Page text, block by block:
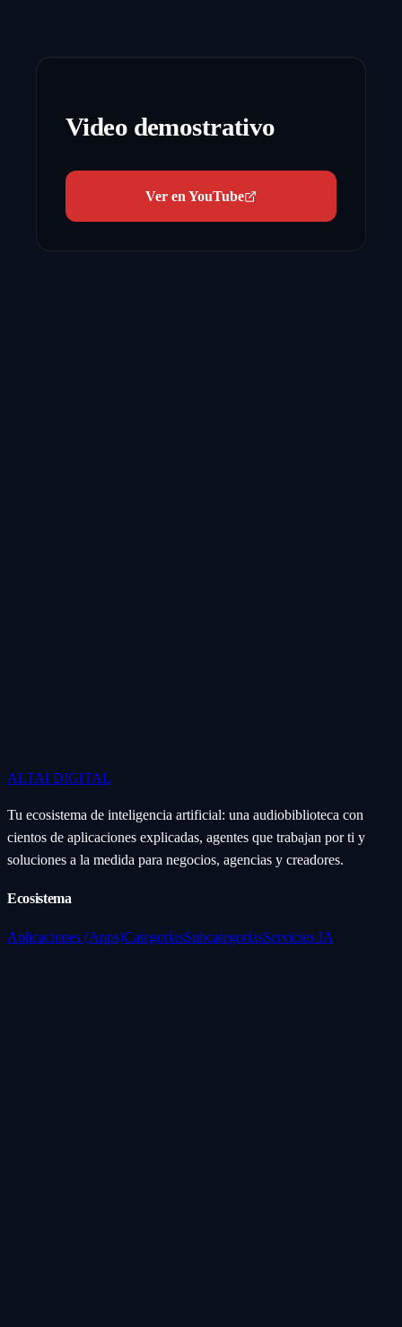
Video demostrativo
Ver en YouTube
ALTAI DIGITAL
Tu ecosistema de inteligencia artificial: una audiobiblioteca con
cientos de aplicaciones explicadas, agentes que trabajan por ti y
soluciones a la medida para negocios, agencias y creadores.
Ecosistema
Aplicaciones (Apps)CategoríasSubcategoríasServicios IA